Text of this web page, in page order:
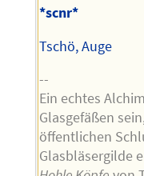
*scnr*
Tschö, Auge
--
Ein echtes
Glasgefäßen
öffentlichen
Glasbläsergilde